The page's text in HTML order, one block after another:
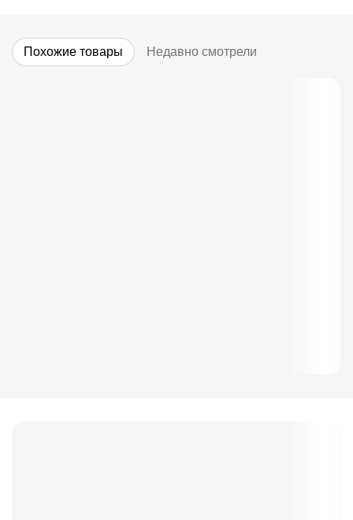
Похожие товары Недавно смотрели